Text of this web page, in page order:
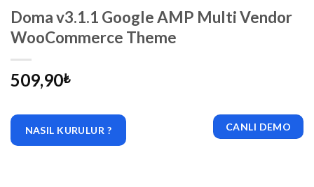
Doma v3.1.1 Google AMP Multi Vendor
WooCommerce Theme
509,90₺
NASIL KURULUR ? CANLI DEMO